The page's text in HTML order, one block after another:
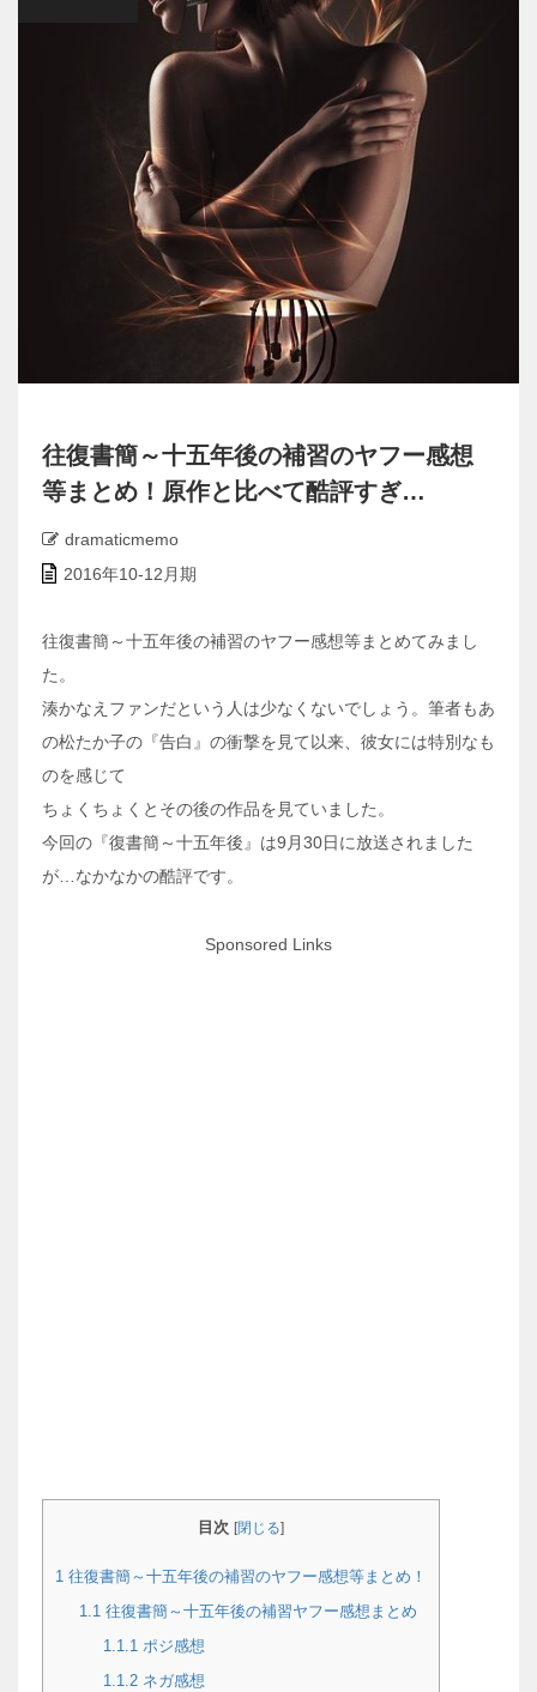
往復書簡～十五年後の補習のヤフー感想
等まとめ！原作と比べて酷評すぎ…
dramaticmemo
2016年10-12月期
往復書簡～十五年後の補習のヤフー感想等まとめてみまし
た。
湊かなえファンだという人は少なくないでしょう。筆者もあ
の松たか子の『告白』の衝撃を見て以来、彼女には特別なも
のを感じて
ちょくちょくとその後の作品を見ていました。
今回の『復書簡～十五年後』は9月30日に放送されました
が…なかなかの酷評です。
Sponsored Links
目次 [閉じる]
1 往復書簡～十五年後の補習のヤフー感想等まとめ！
1.1往復書簡～十五年後の補習ヤフー感想まとめ
1.1.1ポジ感想
1.1.2ネガ感想